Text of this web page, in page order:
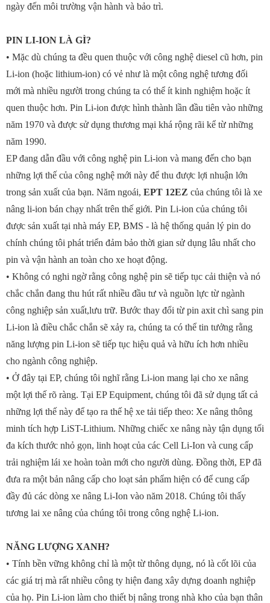
ngày đến môi trường vận hành và bảo trì.
PIN LI-ION LÀ GÌ?
• Mặc dù chúng ta đều quen thuộc với công nghệ diesel cũ hơn, pin
Li-ion (hoặc lithium-ion) có vẻ như là một công nghệ tương đối
mới mà nhiều người trong chúng ta có thể ít kinh nghiệm hoặc ít
quen thuộc hơn. Pin Li-ion được hình thành lần đầu tiên vào những
năm 1970 và được sử dụng thương mại khá rộng rãi kể từ những
năm 1990.
EP đang dẫn đầu với công nghệ pin Li-ion và mang đến cho bạn
những lợi thế của công nghệ mới này để thu được lợi nhuận lớn
trong sản xuất của bạn. Năm ngoái, EPT 12EZ của chúng tôi là xe
nâng li-ion bán chạy nhất trên thế giới. Pin Li-ion của chúng tôi
được sản xuất tại nhà máy EP, BMS - là hệ thống quản lý pin do
chính chúng tôi phát triển đảm bảo thời gian sử dụng lâu nhất cho
pin và vận hành an toàn cho xe hoạt động.
• Không có nghi ngờ rằng công nghệ pin sẽ tiếp tục cải thiện và nó
chắc chắn đang thu hút rất nhiều đầu tư và nguồn lực từ ngành
công nghiệp sản xuất,lưu trữ. Bước thay đổi từ pin axit chì sang pin
Li-ion là điều chắc chắn sẽ xảy ra, chúng ta có thể tin tưởng rằng
năng lượng pin Li-ion sẽ tiếp tục hiệu quả và hữu ích hơn nhiều
cho ngành công nghiệp.
• Ở đây tại EP, chúng tôi nghĩ rằng Li-ion mang lại cho xe nâng
một lợi thế rõ ràng. Tại EP Equipment, chúng tôi đã sử dụng tất cả
những lợi thế này để tạo ra thế hệ xe tải tiếp theo: Xe nâng thông
minh tích hợp LiST-Lithium. Những chiếc xe nâng này tận dụng tối
đa kích thước nhỏ gọn, linh hoạt của các Cell Li-Ion và cung cấp
trải nghiệm lái xe hoàn toàn mới cho người dùng. Đồng thời, EP đã
đưa ra một bản nâng cấp cho loạt sản phẩm hiện có để cung cấp
đầy đủ các dòng xe nâng Li-Ion vào năm 2018. Chúng tôi thấy
tương lai xe nâng của chúng tôi trong công nghệ Li-ion.
NĂNG LƯỢNG XANH?
• Tính bền vững không chỉ là một từ thông dụng, nó là cốt lõi của
các giá trị mà rất nhiều công ty hiện đang xây dựng doanh nghiệp
của họ. Pin Li-ion làm cho thiết bị nâng trong nhà kho của bạn thân